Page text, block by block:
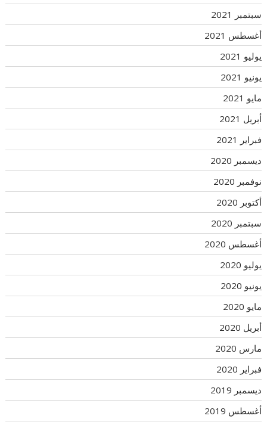
سبتمبر 2021
أغسطس 2021
يوليو 2021
يونيو 2021
مايو 2021
أبريل 2021
فبراير 2021
ديسمبر 2020
نوفمبر 2020
أكتوبر 2020
سبتمبر 2020
أغسطس 2020
يوليو 2020
يونيو 2020
مايو 2020
أبريل 2020
مارس 2020
فبراير 2020
ديسمبر 2019
أغسطس 2019